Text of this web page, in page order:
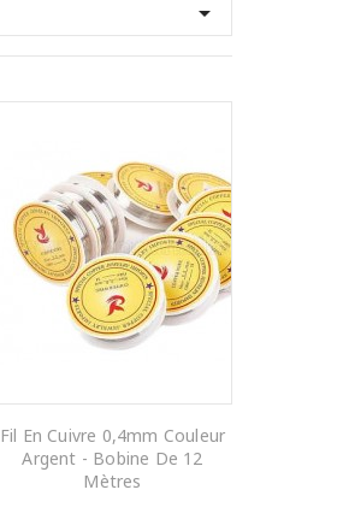

Fil En Cuivre 0,4mm Couleur
Argent - Bobine De 12
Mètres